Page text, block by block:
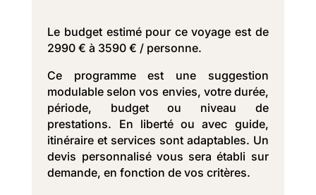
Le budget estimé pour ce voyage est de
2990 € à 3590 € / personne.
Ce programme est une suggestion
modulable selon vos envies, votre durée,
période, budget ou niveau de
prestations. En liberté ou avec guide,
itinéraire et services sont adaptables. Un
devis personnalisé vous sera établi sur
demande, en fonction de vos critères.